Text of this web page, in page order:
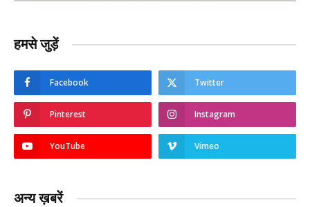
हमसे जुड़ें
Facebook Twitter
Pinterest Instagram
YouTube Vimeo
अन्य ख़बरें